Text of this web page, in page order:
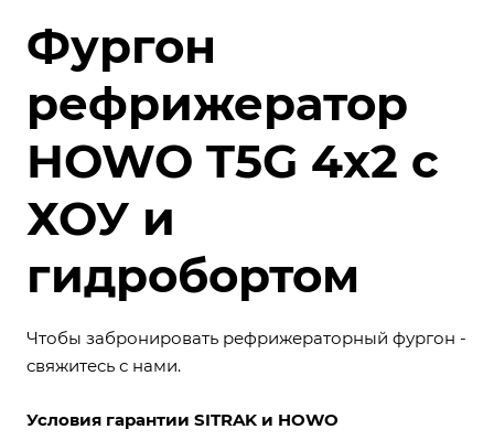
Фургон
рефрижератор
HOWO T5G 4х2 с
ХОУ и
гидробортом
Чтобы забронировать рефрижераторный фургон -
свяжитесь с нами.
Условия гарантии SITRAK и HOWO